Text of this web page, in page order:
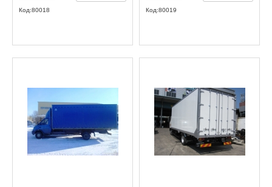
Код:80018 Код:80019